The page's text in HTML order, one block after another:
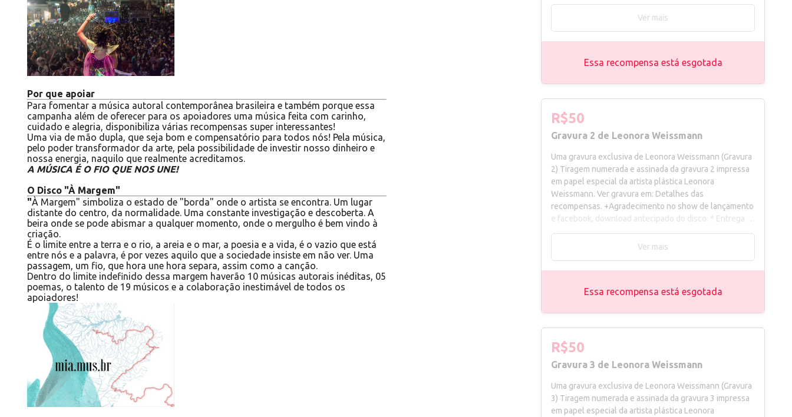
Por que apoiar
Para fomentar a música autoral contemporânea brasileira e também porque essa
campanha além de oferecer para os apoiadores uma música feita com carinho,
cuidado e alegria, disponibiliza várias recompensas super interessantes!
Uma via de mão dupla, que seja bom e compensatório para todos nós! Pela música,
pelo poder transformador da arte, pela possibilidade de investir nosso dinheiro e
nossa energia, naquilo que realmente acreditamos.
A MÚSICA É O FIO QUE NOS UNE!
O Disco "À Margem"
"À Margem" simboliza o estado de "borda" onde o artista se encontra. Um lugar
distante do centro, da normalidade. Uma constante investigação e descoberta. A
beira onde se pode abismar a qualquer momento, onde o mergulho é bem vindo à
criação.
É o limite entre a terra e o rio, a areia e o mar, a poesia e a vida, é o vazio que está
entre nós e a palavra, é por vezes aquilo que a sociedade insiste em não ver. Uma
passagem, um fio, que hora une hora separa, assim como a canção.
Dentro do limite indefinido dessa margem haverão 10 músicas autorais inéditas, 05
poemas, o talento de 19 músicos e a colaboração inestimável de todos os
apoiadores!
frete é por conta do apoiador.
Ver mais
Essa recompensa está esgotada
R$50
Gravura 2 de Leonora Weissmann
Uma gravura exclusiva de Leonora Weissmann (Gravura
2) Tiragem numerada e assinada da gravura 2 impressa
em papel especial da artista plástica Leonora
Weissmann. Ver gravura em: Detalhes das
recompensas. +Agradecimento no show de lançamento
e facebook, download antecipado do disco. * Entrega a
frete é por conta do apoiador.
Ver mais
Essa recompensa está esgotada
R$50
Gravura 3 de Leonora Weissmann
Uma gravura exclusiva de Leonora Weissmann (Gravura
3) Tiragem numerada e assinada da gravura 3 impressa
em papel especial da artista plástica Leonora